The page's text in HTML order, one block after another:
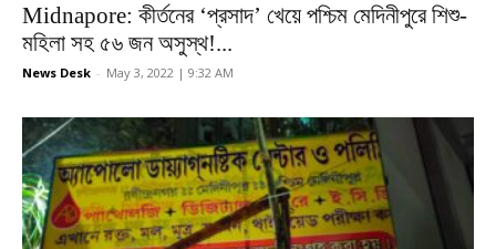
Midnapore: কীর্তনের ‘প্রসাদ’ খেয়ে পশ্চিম মেদিনীপুরে শিশু-
মহিলা সহ ৫৬ জন অসুস্থ!...
News Desk - May 3, 2022 | 9:32 AM